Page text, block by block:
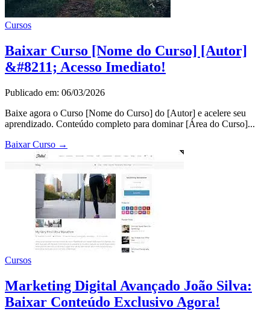
Cursos
Baixar Curso [Nome do Curso] [Autor]
&#8211; Acesso Imediato!
Publicado em: 06/03/2026
Baixe agora o Curso [Nome do Curso] do [Autor] e acelere seu
aprendizado. Conteúdo completo para dominar [Área do Curso]...
Baixar Curso →
Cursos
Marketing Digital Avançado João Silva:
Baixar Conteúdo Exclusivo Agora!